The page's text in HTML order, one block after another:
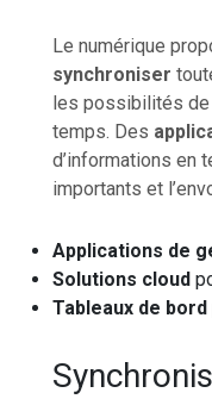
Le numérique
synchroniser
les possibilités de
temps. Des
d’informations en
importants et
Applications de
Solutions cloud
Tableaux de bord